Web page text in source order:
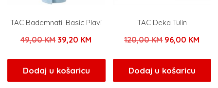
TAC Bademnatil Basic Plavi
49,00KM Izvorna
bila
je:
39,20 KM Trenutna
39,20 KM.
Dodaj u košaricu
TAC Deka Tulin
120,00KM Izvorna
bila
je:
96,00 KM
Dodaj u košaricu